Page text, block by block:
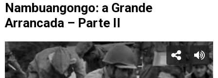
Nambuangongo: a Grande
Arrancada – Parte II